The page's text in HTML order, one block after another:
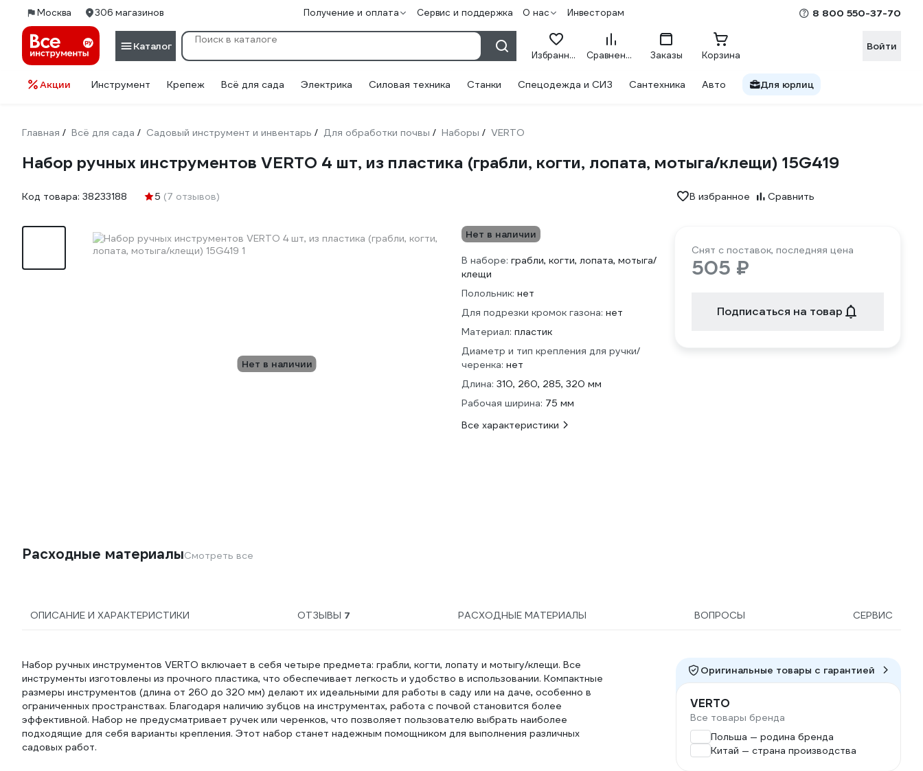
Москва 306 магазинов Получение и оплата Сервис и поддержка О нас Инвесторам 8 800 550-37-70
Каталог
Избранное Сравнение Заказы Корзина
Войти
Акции Инструмент Крепеж Всё для сада Электрика Силовая техника Станки Спецодежда и СИЗ Сантехника Авто Для юрлиц
Главная / Всё для сада / Садовый инструмент и инвентарь / Для обработки почвы / Наборы / VERTO
Набор ручных инструментов VERTO 4 шт, из пластика (грабли, когти, лопата, мотыга/клещи) 15G419
Код товара: 38233188 5 (7 отзывов) В избранное Сравнить
Нет в наличии
Нет в наличии
В наборе: грабли, когти, лопата, мотыга/
клещи
Полольник: нет
Для подрезки кромок газона: нет
Материал: пластик
Диаметр и тип крепления для ручки/
черенка: нет
Длина: 310, 260, 285, 320 мм
Рабочая ширина: 75 мм
Все характеристики
Снят с поставок, последняя цена
505 ₽
Подписаться на товар
Расходные материалыСмотреть все
ОПИСАНИЕ И ХАРАКТЕРИСТИКИ ОТЗЫВЫ 7 РАСХОДНЫЕ МАТЕРИАЛЫ ВОПРОСЫ СЕРВИС
Набор ручных инструментов VERTO включает в себя четыре предмета: грабли, когти, лопату и мотыгу/клещи. Все
инструменты изготовлены из прочного пластика, что обеспечивает легкость и удобство в использовании. Компактные
размеры инструментов (длина от 260 до 320 мм) делают их идеальными для работы в саду или на даче, особенно в
ограниченных пространствах. Благодаря наличию зубцов на инструментах, работа с почвой становится более
эффективной. Набор не предусматривает ручек или черенков, что позволяет пользователю выбрать наиболее
подходящие для себя варианты крепления. Этот набор станет надежным помощником для выполнения различных
садовых работ.
Оригинальные товары c гарантией
VERTO
Все товары бренда
Польша — родина бренда
Китай — страна производства